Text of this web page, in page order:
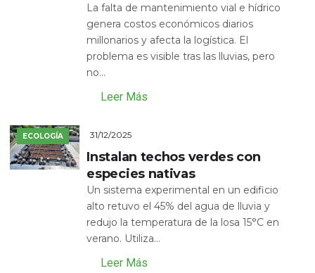
La falta de mantenimiento vial e hídrico
genera costos económicos diarios
millonarios y afecta la logística. El
problema es visible tras las lluvias, pero
no...
Leer Más
ECOLOGÍA 31/12/2025
Instalan techos verdes con
especies nativas
Un sistema experimental en un edificio
alto retuvo el 45% del agua de lluvia y
redujo la temperatura de la losa 15°C en
verano. Utiliza...
Leer Más